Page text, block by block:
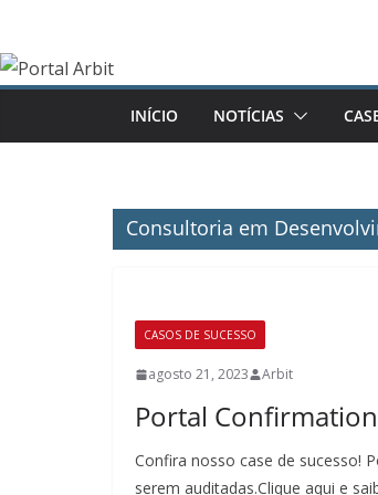
o
INÍCIO NOTÍCIAS
Consultoria em
CASOS DE SUCESSO
agosto 21, 2023 Arbit
Portal
Confira nosso case de sucesso!
serem auditadas.Clique aqui e